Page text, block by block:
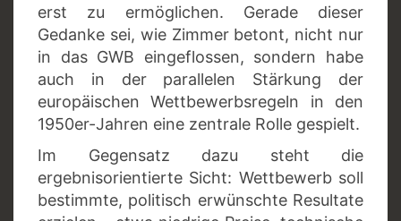
erst zu ermöglichen. Gerade dieser
Gedanke sei, wie Zimmer betont, nicht nur
in das GWB eingeflossen, sondern habe
auch in der parallelen Stärkung der
europäischen Wettbewerbsregeln in den
1950er-Jahren eine zentrale Rolle gespielt.
Im Gegensatz dazu steht die
ergebnisorientierte Sicht: Wettbewerb soll
bestimmte, politisch erwünschte Resultate